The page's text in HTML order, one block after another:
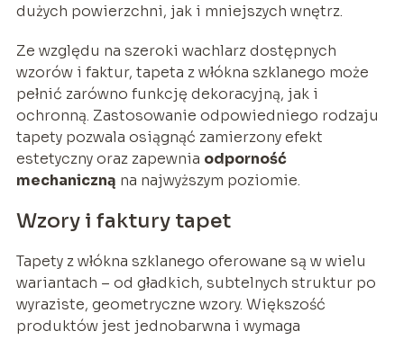
dużych powierzchni, jak i mniejszych wnętrz.
Ze względu na szeroki wachlarz dostępnych
wzorów i faktur, tapeta z włókna szklanego może
pełnić zarówno funkcję dekoracyjną, jak i
ochronną. Zastosowanie odpowiedniego rodzaju
tapety pozwala osiągnąć zamierzony efekt
estetyczny oraz zapewnia odporność
mechaniczną na najwyższym poziomie.
Wzory i faktury tapet
Tapety z włókna szklanego oferowane są w wielu
wariantach – od gładkich, subtelnych struktur po
wyraziste, geometryczne wzory. Większość
produktów jest jednobarwna i wymaga